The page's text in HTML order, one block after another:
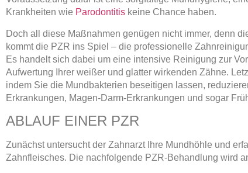
Krankheiten wie Parodontitis keine Chance haben.
Doch all diese Maßnahmen genügen nicht immer, denn
kommt die PZR ins Spiel – die professionelle
Es handelt sich dabei um eine intensive Reinigung zur
Aufwertung Ihrer weißer und glatter wirkenden Zähne.
indem Sie die Mundbakterien beseitigen lassen,
Erkrankungen, Magen-Darm-Erkrankungen und sogar
ABLAUF EINER PZR
Zunächst untersucht der Zahnarzt Ihre Mundhöhle und
Zahnfleisches. Die nachfolgende PZR-Behandlung wird